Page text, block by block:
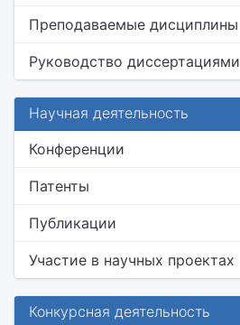
Преподаваемые дисциплины
Руководство диссертациями
Научная деятельность
Конференции
Патенты
Публикации
Участие в научных проектах
Конкурсная деятельность